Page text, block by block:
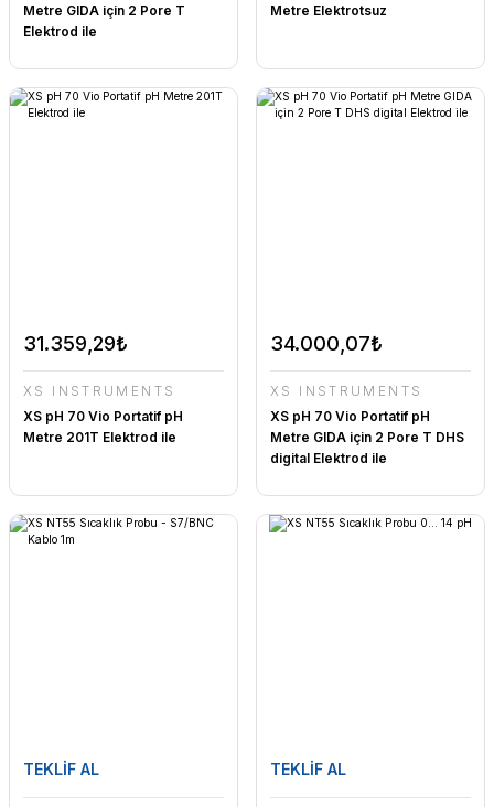
Metre GIDA için 2 Pore T
Elektrod ile
Metre Elektrotsuz
31.359,29₺
XS INSTRUMENTS
XS pH 70 Vio Portatif pH
Metre 201T Elektrod ile
34.000,07₺
XS INSTRUMENTS
XS pH 70 Vio Portatif pH
Metre GIDA için 2 Pore T DHS
digital Elektrod ile
TEKLİF AL TEKLİF AL